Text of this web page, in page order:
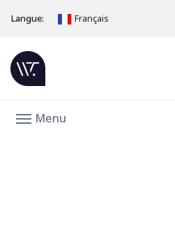
Langue: Français
Menu